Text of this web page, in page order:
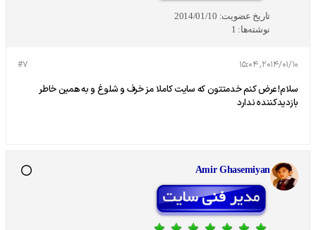
تاریخ عضویت: 2014/01/10
نوشته‌ها: 1
#7 2014/01/10, 15:04
سلام!عرض کنم خدمتتون که سایت کاملا مز خرف و شلوغ و به همین خاطر
بازدیدکننده ندارد
Amir Ghasemiyan